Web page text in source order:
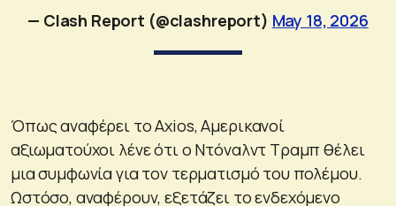
— Clash Report (@clashreport) May 18, 2026
Όπως αναφέρει το Axios, Αμερικανοί
αξιωματούχοι λένε ότι ο Ντόναλντ Τραμπ θέλει
μια συμφωνία για τον τερματισμό του πολέμου.
Ωστόσο, αναφέρουν, εξετάζει το ενδεχόμενο